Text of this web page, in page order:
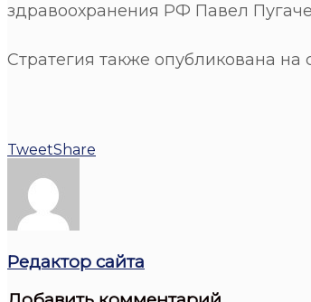
здравоохранения РФ Павел
Cтратегия также опубликована
TweetShare
Редактор сайта